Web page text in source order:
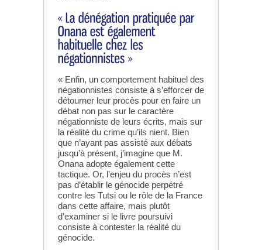
« Enfin, un comportement habituel des
négationnistes consiste à s’efforcer de
détourner leur procès pour en faire un
débat non pas sur le caractère
négationniste de leurs écrits, mais sur
la réalité du crime qu’ils nient. Bien
que n’ayant pas assisté aux débats
jusqu’à présent, j’imagine que M.
Onana adopte également cette
tactique. Or, l’enjeu du procès n’est
pas d’établir le génocide perpétré
contre les Tutsi ou le rôle de la France
dans cette affaire, mais plutôt
d’examiner si le livre poursuivi
consiste à contester la réalité du
génocide.